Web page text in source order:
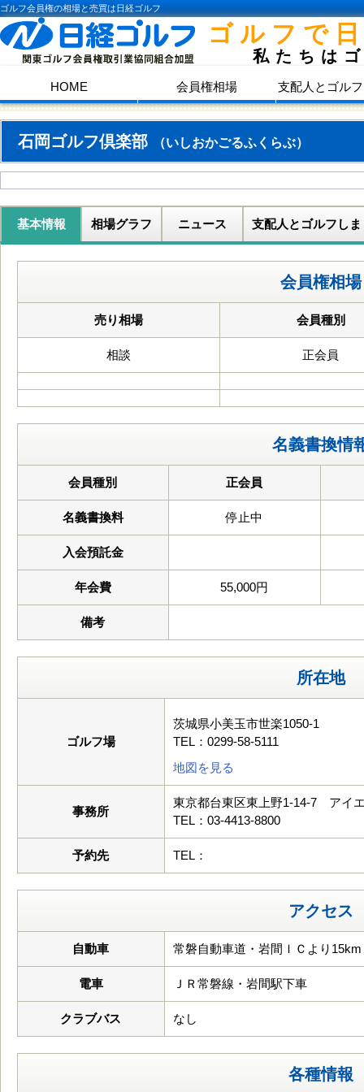
ゴルフ会員権の相場と売買は日経ゴルフ
ゴルフで
私たちは
HOME 会員権相場 支配人とゴル
石岡ゴルフ倶楽部 （いしおかごるふくらぶ）
基本情報 相場グラフ ニュース 支配人とゴルフしま
会員権相場
売り相場 会員種別
相談 正会員
名義書換情
会員種別 正会員
名義書換料 停止中
入会預託金
年会費 55,000円
備考
所在地
ゴルフ場
茨城県小美玉市世楽1050-1
TEL：0299-58-5111
地図を見る
事務所
東京都台東区東上野1-14-7 アイ
TEL：03-4413-8800
予約先 TEL：
アクセス
自動車 常磐自動車道・岩間ＩＣより15km
電車 ＪＲ常磐線・岩間駅下車
クラブバス なし
各種情報